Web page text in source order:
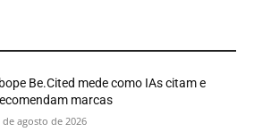
Be.Cited mede como IAs citam e
marcas
de agosto de 2026